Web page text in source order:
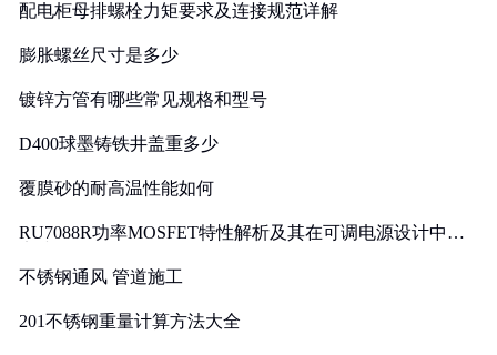
配电柜母排螺栓力矩要求及连接规范详解
膨胀螺丝尺寸是多少
镀锌方管有哪些常见规格和型号
D400球墨铸铁井盖重多少
覆膜砂的耐高温性能如何
RU7088R功率MOSFET特性解析及其在可调电源设计中的
不锈钢通风 管道施工
201不锈钢重量计算方法大全